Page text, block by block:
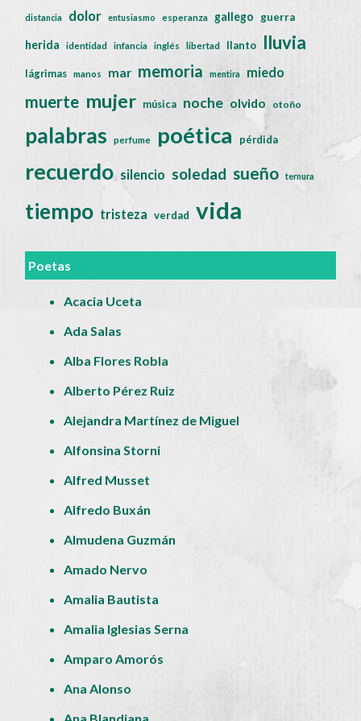
distancia dolor entusiasmo esperanza gallego guerra
herida identidad infancia inglés libertad llanto lluvia
lágrimas manos mar memoria mentira miedo
muerte mujer música noche olvido otoño
palabras perfume poética pérdida
recuerdo silencio soledad sueño ternura
tiempo tristeza verdad vida
Poetas
Acacia Uceta
Ada Salas
Alba Flores Robla
Alberto Pérez Ruiz
Alejandra Martínez de Miguel
Alfonsina Storni
Alfred Musset
Alfredo Buxán
Almudena Guzmán
Amado Nervo
Amalia Bautista
Amalia Iglesias Serna
Amparo Amorós
Ana Alonso